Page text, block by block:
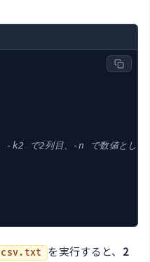
-k2 で2列目、-n で数値として
を実行すると、 2